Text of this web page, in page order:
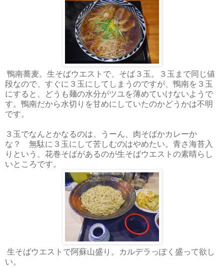
鴨南蕎麦。生そばウエストで、そば３玉。３玉まで同じ値
段なので、すぐに３玉にしてしまうのですが、鴨南を３玉
にすると、どうも麺の水分がツユを薄めていけないようで
す。鴨南だから水切りを甘めにしていたのかどうかは不明
です。
３玉でなんとかなるのは、うーん、肉そばかカレーか
な？ 無駄に３玉にして苦しむのはやめたい。青さ海苔入
りという、花巻そばがあるのが生そばウエストの素晴らし
いところです。
生そばウエストで阿蘇山盛り。カルデラっぽく盛って欲し
い。